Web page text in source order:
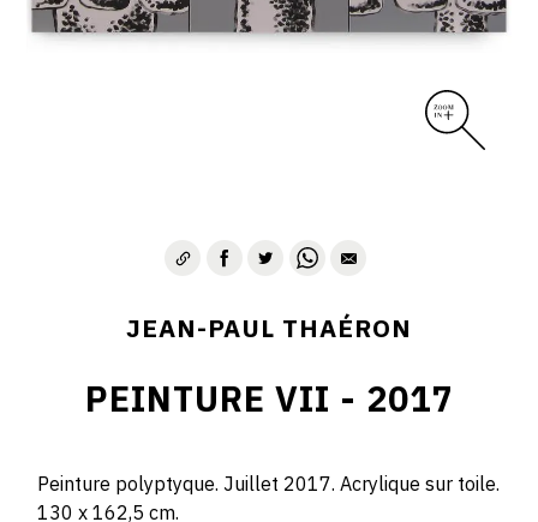
JEAN-PAUL THAÉRON
PEINTURE VII - 2017
Peinture polyptyque. Juillet 2017. Acrylique sur toile.
130 x 162,5 cm.